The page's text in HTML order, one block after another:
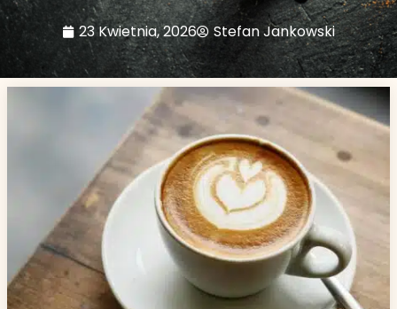
23 Kwietnia, 2026 Stefan Jankowski